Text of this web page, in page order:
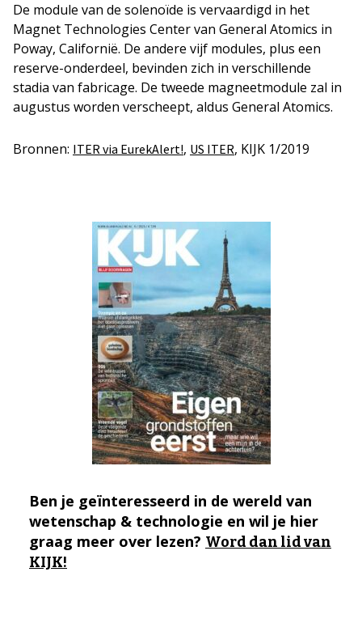
De module van de solenoïde is vervaardigd in het
Magnet Technologies Center van General Atomics in
Poway, Californië. De andere vijf modules, plus een
reserve-onderdeel, bevinden zich in verschillende
stadia van fabricage. De tweede magneetmodule zal in
augustus worden verscheept, aldus General Atomics.
Bronnen: ITER via EurekAlert!, US ITER, KIJK 1/2019
Ben je geïnteresseerd in de wereld van
wetenschap & technologie en wil je hier
graag meer over lezen? Word dan lid van
KIJK!